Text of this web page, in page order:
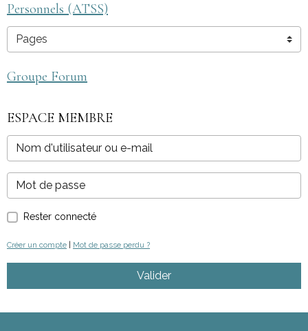
Personnels (ATSS)
Groupe Forum
ESPACE MEMBRE
Rester connecté
Créer un compte Mot de passe perdu ?
Valider